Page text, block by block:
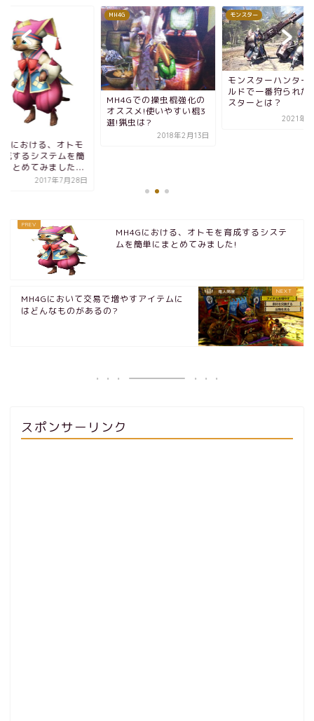
における、オトモ
成するシステムを簡
まとめてみました...
2017年7月28日
MH4G
MH4Gでの操虫棍強化の
オススメ!使いやすい棍3
選!猟虫は?
2018年2月13日
モンスター
モンスターハンター
ルドで一番狩られた
スターとは？
2021年3
MH4Gにおける、オトモを育成するシステ
ムを簡単にまとめてみました!
MH4Gにおいて交易で増やすアイテムに
はどんなものがあるの?
スポンサーリンク